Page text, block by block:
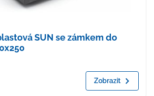
SUN se zámkem do
Zobrazit